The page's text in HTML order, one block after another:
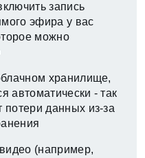
запись
эфира у вас
можно
хранилище,
автоматически - так
данных из-за
(например,